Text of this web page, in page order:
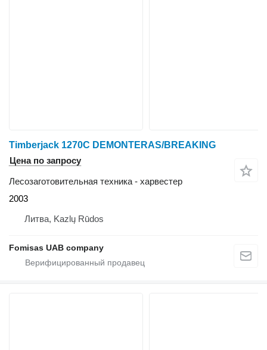
Timberjack 1270C DEMONTERAS/BREAKING
Цена по запросу
Лесозаготовительная техника - харвестер
2003
Литва, Kazlų Rūdos
Fomisas UAB company